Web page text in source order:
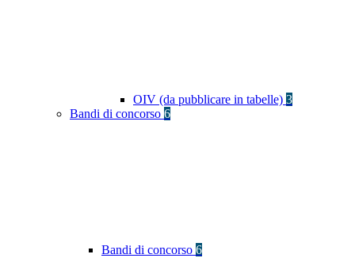
OIV (da pubblicare in tabelle) 3
Bandi di concorso 6
Bandi di concorso 6